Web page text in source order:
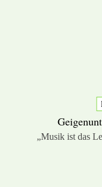
„Musik ist das